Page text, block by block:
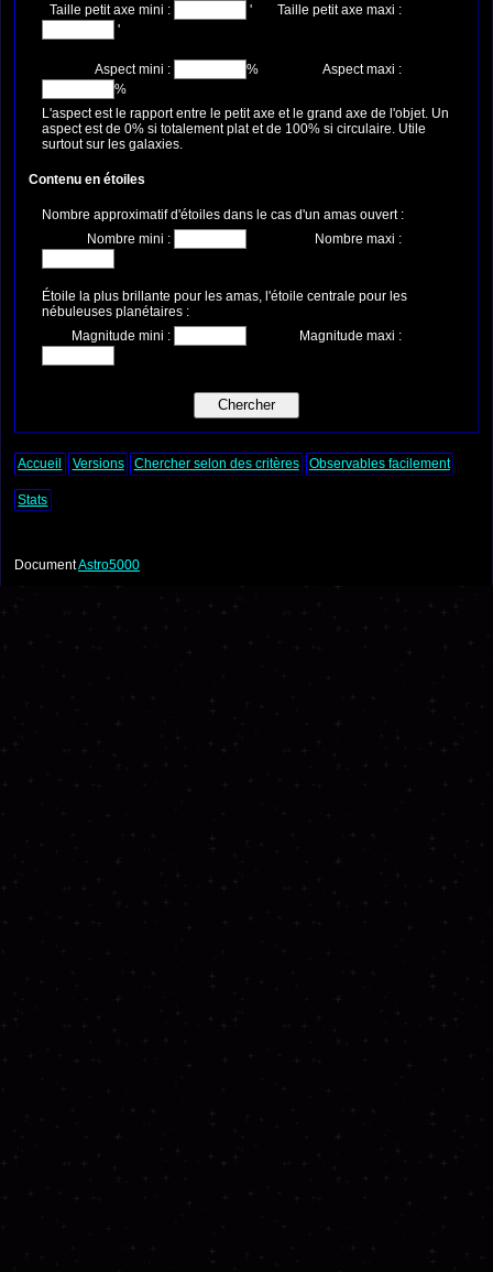
Taille petit axe mini : '
Taille petit axe maxi :
'
Aspect mini : %
Aspect maxi :
%
L'aspect est le rapport entre le petit axe et le grand axe de l'objet. Un
aspect est de 0% si totalement plat et de 100% si circulaire. Utile
surtout sur les galaxies.
Contenu en étoiles
Nombre approximatif d'étoiles dans le cas d'un amas ouvert :
Nombre mini :
Nombre maxi :
Étoile la plus brillante pour les amas, l'étoile centrale pour les
nébuleuses planétaires :
Magnitude mini :
Magnitude maxi :
Accueil Versions Chercher selon des critères Observables facilement
Stats
DocumentAstro5000